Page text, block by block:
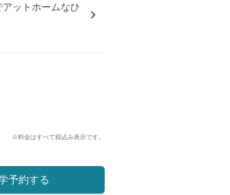
ットホームなひ
※料金はすべて税込み表示です。
予約する